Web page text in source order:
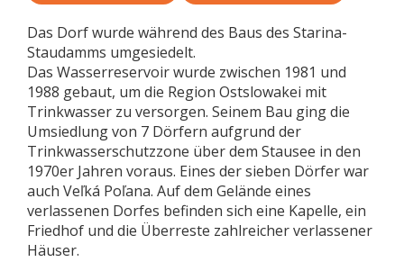
Das Dorf wurde während des Baus des Starina-
Staudamms umgesiedelt.
Das Wasserreservoir wurde zwischen 1981 und
1988 gebaut, um die Region Ostslowakei mit
Trinkwasser zu versorgen. Seinem Bau ging die
Umsiedlung von 7 Dörfern aufgrund der
Trinkwasserschutzzone über dem Stausee in den
1970er Jahren voraus. Eines der sieben Dörfer war
auch Veľká Poľana. Auf dem Gelände eines
verlassenen Dorfes befinden sich eine Kapelle, ein
Friedhof und die Überreste zahlreicher verlassener
Häuser.